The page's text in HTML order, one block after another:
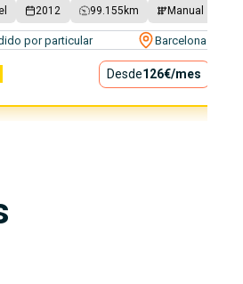
2012 99.155 km Manual
por particular Barcelona
Desde126€/mes